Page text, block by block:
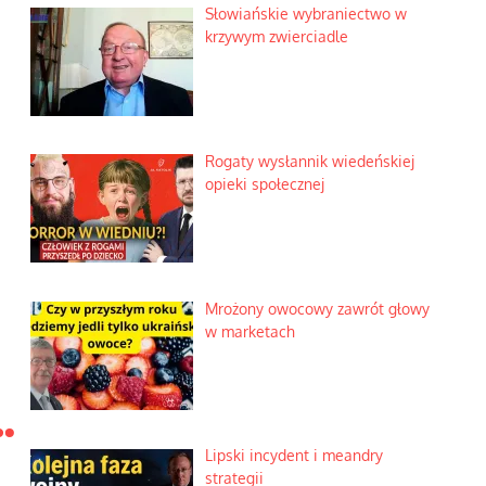
Słowiańskie wybraniectwo w
krzywym zwierciadle
Rogaty wysłannik wiedeńskiej
opieki społecznej
Mrożony owocowy zawrót głowy
w marketach
Lipski incydent i meandry
strategii